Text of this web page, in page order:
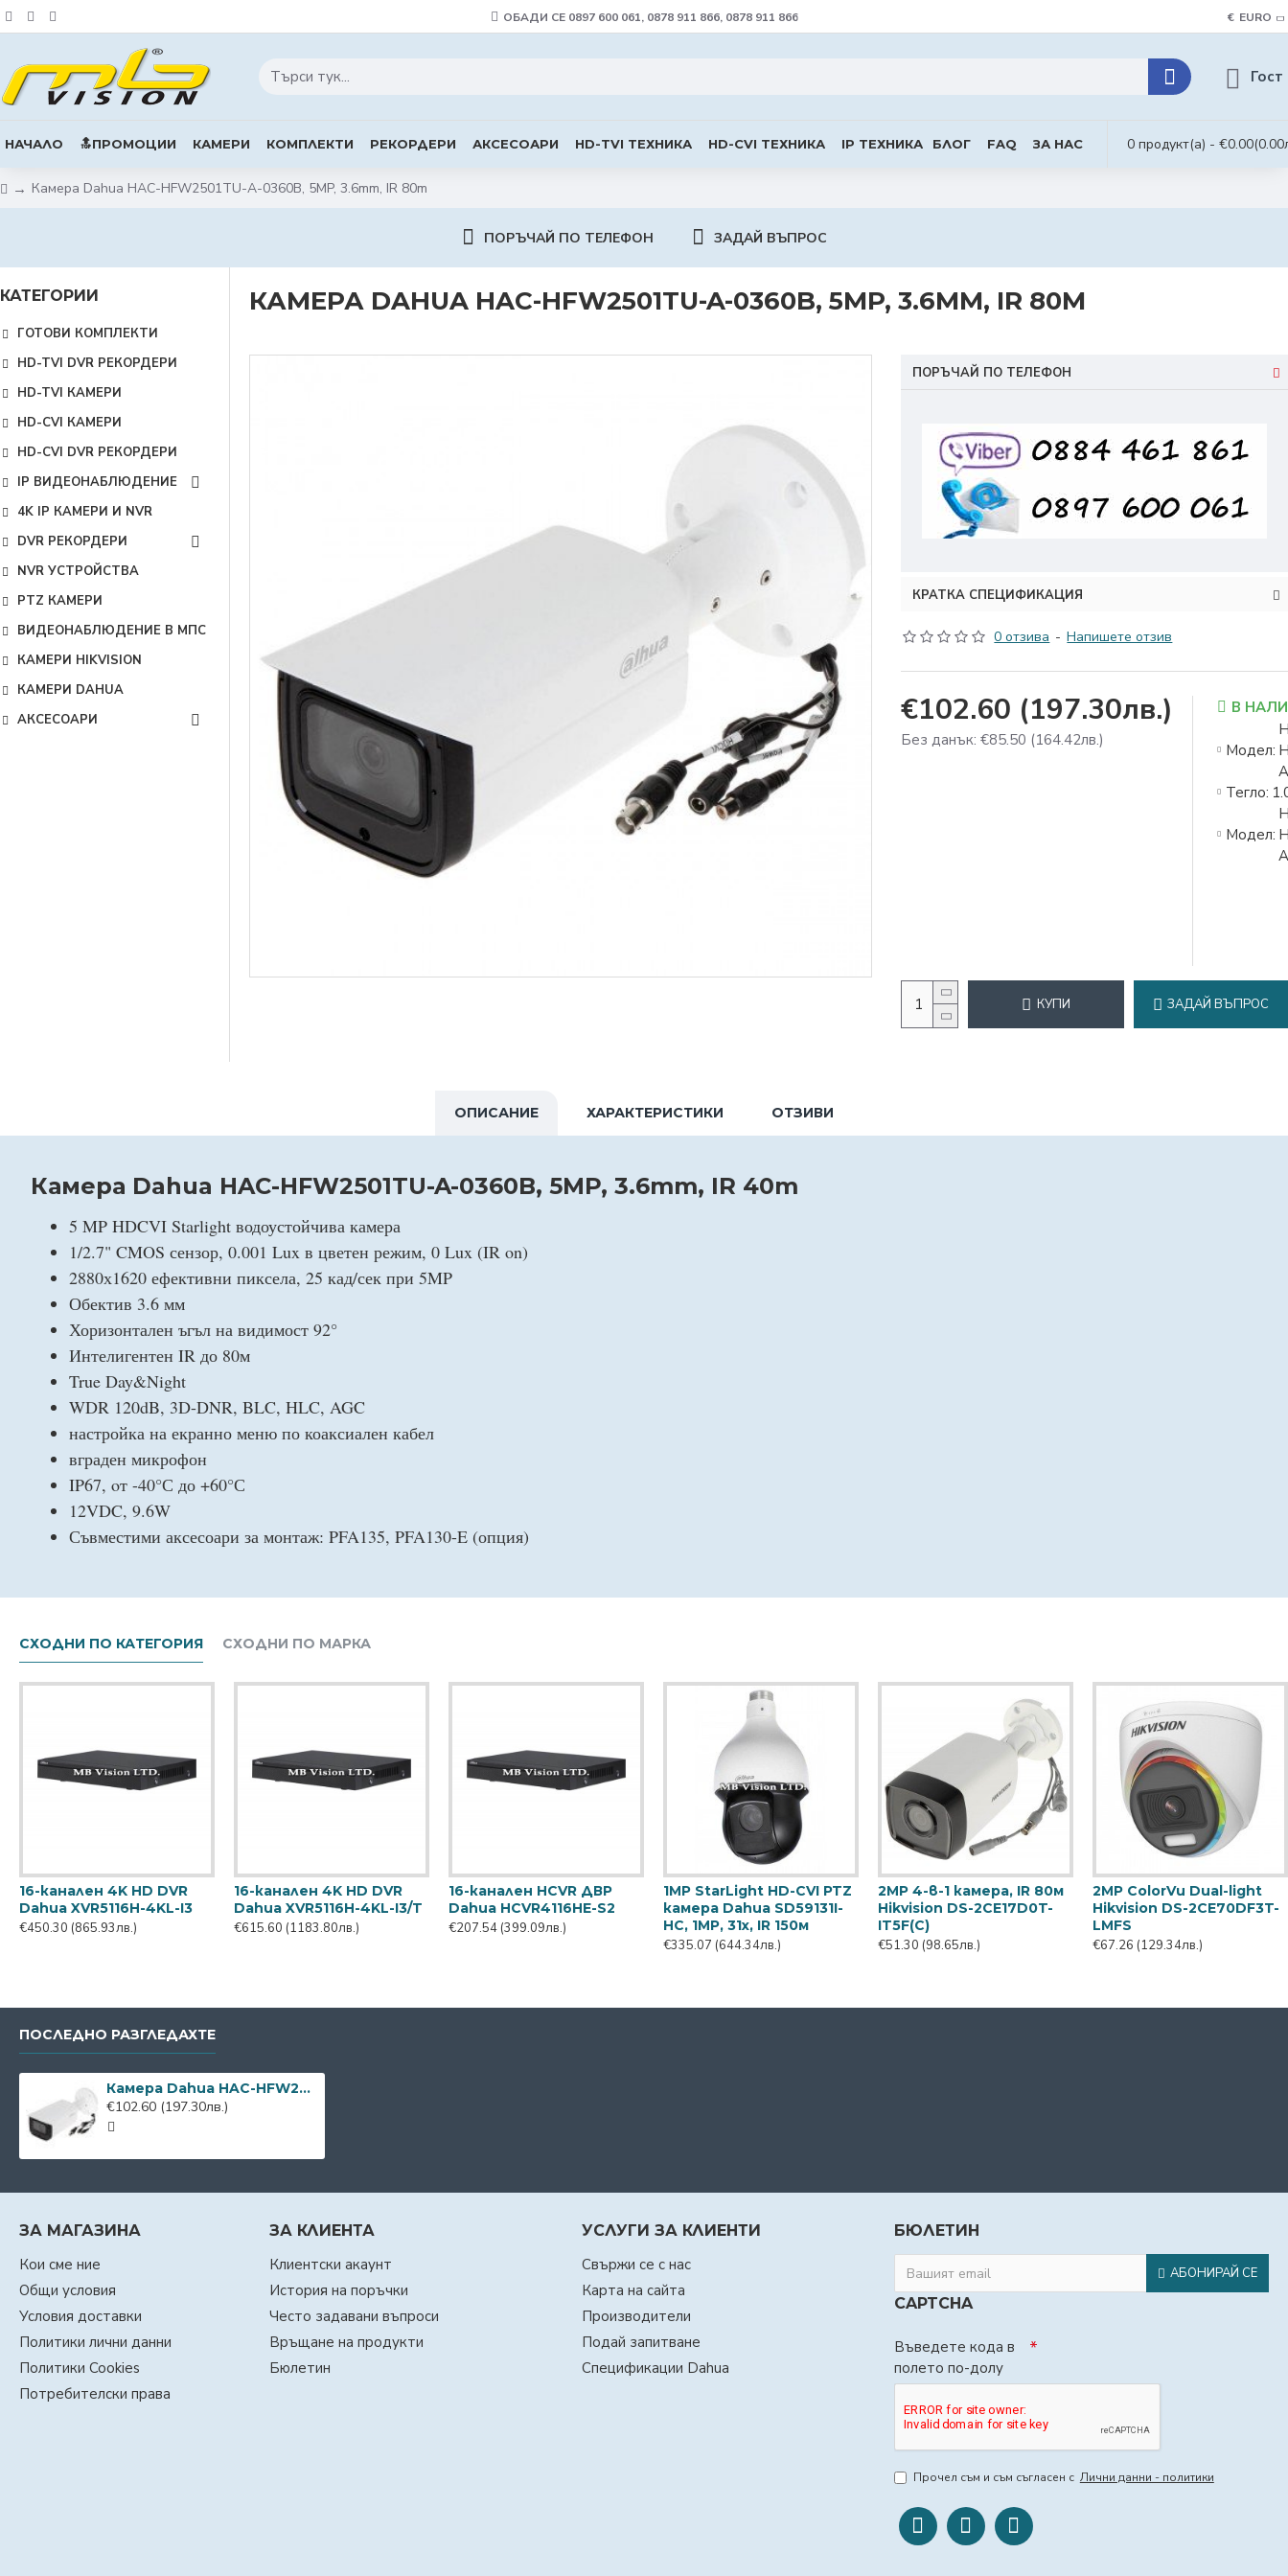
ОБАДИ СЕ 0897 600 061, 0878 911 866, 0878 911 866 € EURO
Гост
НАЧАЛО 🔝ПРОМОЦИИ КАМЕРИ КОМПЛЕКТИ РЕКОРДЕРИ АКСЕСОАРИ HD-TVI ТЕХНИКА HD-CVI ТЕХНИКА IP ТЕХНИКА БЛОГ FAQ ЗА НАС 0 продукт(а) - €0.00
Камера Dahua HAC-HFW2501TU-A-0360B, 5MP, 3.6mm, IR 80m
ПОРЪЧАЙ ПО ТЕЛЕФОН ЗАДАЙ ВЪПРОС
КАТЕГОРИИ
ГОТОВИ КОМПЛЕКТИ
HD-TVI DVR РЕКОРДЕРИ
HD-TVI КАМЕРИ
HD-CVI КАМЕРИ
HD-CVI DVR РЕКОРДЕРИ
IP ВИДЕОНАБЛЮДЕНИЕ
4K IP КАМЕРИ И NVR
DVR РЕКОРДЕРИ
NVR УСТРОЙСТВА
PTZ КАМЕРИ
ВИДЕОНАБЛЮДЕНИЕ В МПС
КАМЕРИ HIKVISION
КАМЕРИ DAHUA
АКСЕСОАРИ
КАМЕРА DAHUA HAC-HFW2501TU-A-0360B, 5MP, 3.6MM, IR 80M
ПОРЪЧАЙ ПО ТЕЛЕФОН
КРАТКА СПЕЦИФИКАЦИЯ
0 отзива - Напишете отзив
€102.60 (197.30лв.)
Без данък: €85.50 (164.42лв.)
В
Модел:
Тегло:
Модел:
КУПИ ЗАДАЙ ВЪПРОС
ОПИСАНИЕ ХАРАКТЕРИСТИКИ ОТЗИВИ
Камера Dahua HAC-HFW2501TU-A-0360B, 5MP, 3.6mm, IR 40m
5 MP HDCVI Starlight водоустойчива камера
1/2.7" CMOS сензор, 0.001 Lux в цветен режим, 0 Lux (IR on)
2880х1620 ефективни пиксела, 25 кад/сек при 5MP
Обектив 3.6 мм
Хоризонтален ъгъл на видимост 92°
Интелигентен IR до 80м
True Day&Night
WDR 120dB, 3D-DNR, BLC, HLC, AGC
настройка на екранно меню по коаксиален кабел
вграден микрофон
IP67, oт -40°С до +60°С
12VDC, 9.6W
Съвместими аксесоари за монтаж: PFA135, PFA130-E (опция)
СХОДНИ ПО КАТЕГОРИЯ СХОДНИ ПО МАРКА
16-канален 4K HD DVR
Dahua XVR5116H-4KL-I3
€450.30 (865.93лв.)
16-канален 4K HD DVR
Dahua XVR5116H-4KL-I3/T
€615.60 (1183.80лв.)
16-канален HCVR ДВР
Dahua HCVR4116HЕ-S2
€207.54 (399.09лв.)
1MP StarLight HD-CVI PTZ
камера Dahua SD59131I-
HC, 1MP, 31х, IR 150м
€335.07 (644.34лв.)
2MP 4-в-1 камера, IR 80м
Hikvision DS-2CE17D0T-
IT5F(C)
€51.30 (98.65лв.)
2MP ColorVu Dual-light
Hikvision DS-2CE70DF3T-
LMFS
€67.26 (129.34лв.)
ПОСЛЕДНО РАЗГЛЕДАХТЕ
Камера Dahua HAC-HFW2501TU-A-0360B, 5MP, 3.6mm, IR 80m
€102.60 (197.30лв.)
ЗА МАГАЗИНА
Кои сме ние
Общи условия
Условия доставки
Политики лични данни
Политики Cookies
Потребителски права
ЗА КЛИЕНТА
Клиентски акаунт
История на поръчки
Често задавани въпроси
Връщане на продукти
Бюлетин
УСЛУГИ ЗА КЛИЕНТИ
Свържи се с нас
Карта на сайта
Производители
Подай запитване
Спецификации Dahua
БЮЛЕТИН
АБОНИРАЙ СЕ
CAPTCHA
Въведете кода в
полето по-долу
Прочел съм и съм съгласен с Лични данни - политики